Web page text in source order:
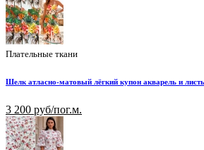
Плательные ткани
Шелк атласно-матовый лёгкий купон акварель и
3 200 руб/пог.м.